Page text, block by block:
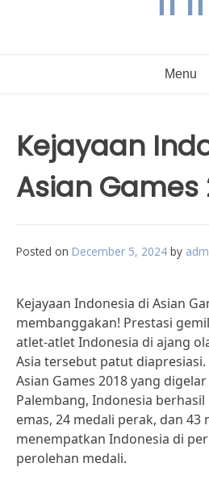
Menu
Kejayaan
Asian Games
Posted on December 5, 2024 by
Kejayaan Indonesia di Asian
membanggakan! Prestasi
atlet-atlet Indonesia di ajang
Asia tersebut patut
Asian Games 2018 yang
Palembang, Indonesia
emas, 24 medali perak, dan 43
menempatkan Indonesia di
perolehan medali.